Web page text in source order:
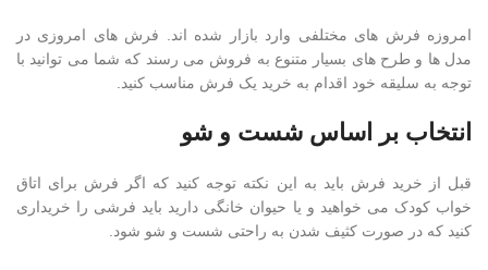
امروزه فرش های مختلفی وارد بازار شده اند. فرش های امروزی در
مدل ها و طرح های بسیار متنوع به فروش می رسند که شما می توانید با
توجه به سلیقه خود اقدام به خرید یک فرش مناسب کنید.
انتخاب بر اساس شست و شو
قبل از خرید فرش باید به این نکته توجه کنید که اگر فرش برای اتاق
خواب کودک می خواهید و یا حیوان خانگی دارید باید فرشی را خریداری
کنید که در صورت کثیف شدن به راحتی شست و شو شود.